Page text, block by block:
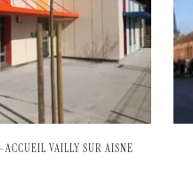
VAILLY SUR AISNE